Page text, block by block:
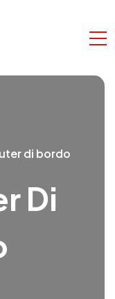
di bordo
Di